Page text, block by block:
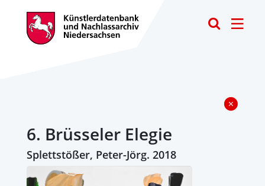
6. Brüsseler Elegie
Splettstößer, Peter-Jörg. 2018